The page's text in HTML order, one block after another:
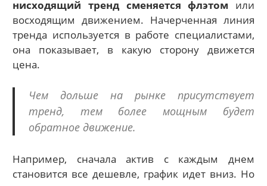
нисходящий тренд сменяется флэтом или
восходящим движением. Начерченная линия
тренда используется в работе специалистами,
она показывает, в какую сторону движется
цена.
Чем дольше на рынке присутствует
тренд, тем более мощным будет
обратное движение.
Например, сначала актив с каждым днем
становится все дешевле, график идет вниз. Но